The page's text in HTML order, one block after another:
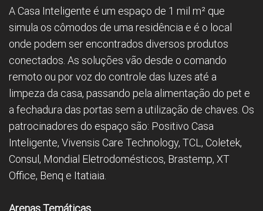
A Casa Inteligente é um espaço de 1 mil m² que
simula os cômodos de uma residência e é o local
onde podem ser encontrados diversos produtos
conectados. As soluções vão desde o comando
remoto ou por voz do controle das luzes até a
limpeza da casa, passando pela alimentação do pet e
a fechadura das portas sem a utilização de chaves. Os
patrocinadores do espaço são: Positivo Casa
Inteligente, Vivensis Care Technology, TCL, Coletek,
Consul, Mondial Eletrodomésticos, Brastemp, XT
Office, Benq e Itatiaia.
Arenas Temáticas